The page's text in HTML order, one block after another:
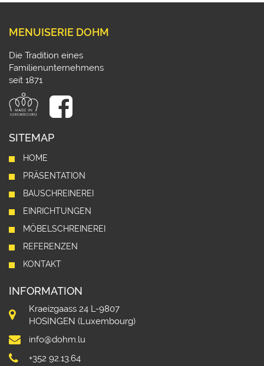
MENUISERIE DOHM
Die Tradition eines
Familienunternehmens
seit 1871
SITEMAP
HOME
PRÄSENTATION
BAUSCHREINEREI
EINRICHTUNGEN
MÖBELSCHREINEREI
REFERENZEN
KONTAKT
INFORMATION
Kraeizgaass 24 L-9807
HOSINGEN (Luxembourg)
info@dohm.lu
+352 92.13.64